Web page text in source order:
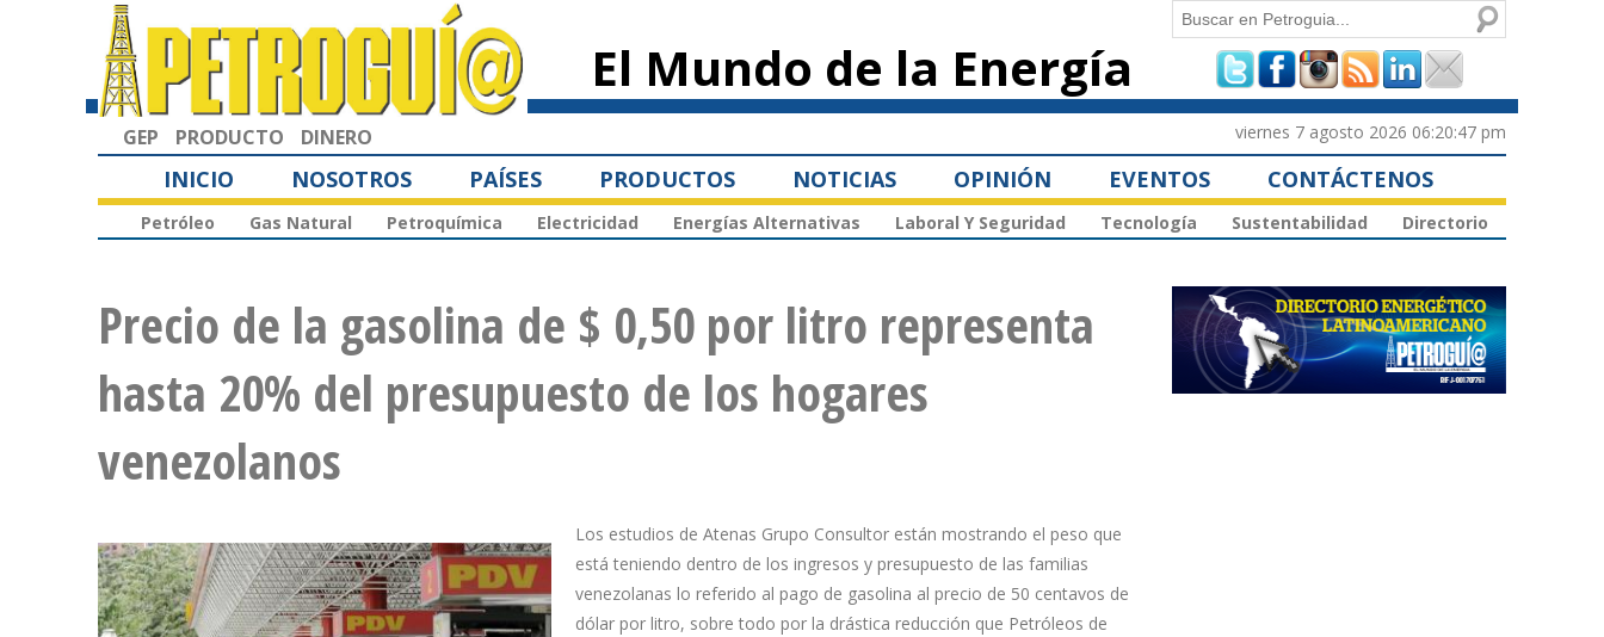
principal
El Mundo de la Energía
Formulario de
búsqueda
Buscar
GEP PRODUCTO DINERO viernes 7 agosto 2026 06:20:47 pm
INICIO NOSOTROS PAÍSES PRODUCTOS NOTICIAS OPINIÓN EVENTOS CONTÁCTENOS
Petróleo Gas Natural Petroquímica Electricidad Energías Alternativas Laboral Y Seguridad Tecnología Sustentabilidad Directorio
Precio de la gasolina de $ 0,50 por litro representa
hasta 20% del presupuesto de los hogares
venezolanos
Los estudios de Atenas Grupo Consultor están mostrando el peso que
está teniendo dentro de los ingresos y presupuesto de las familias
venezolanas lo referido al pago de gasolina al precio de 50 centavos de
dólar por litro, sobre todo por la drástica reducción que Petróleos de